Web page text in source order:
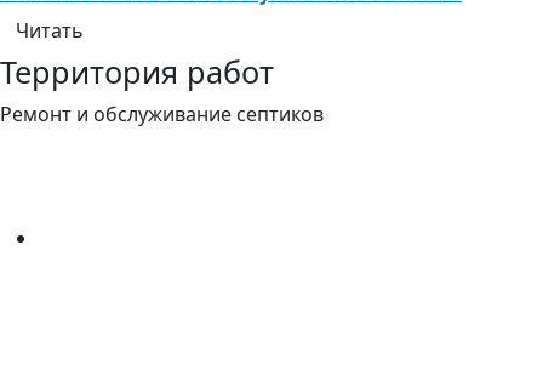
Читать
Территория работ
Ремонт и обслуживание септиков